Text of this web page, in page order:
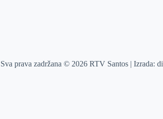
Sva prava zadržana © 2026 RTV Santos | Izrada: